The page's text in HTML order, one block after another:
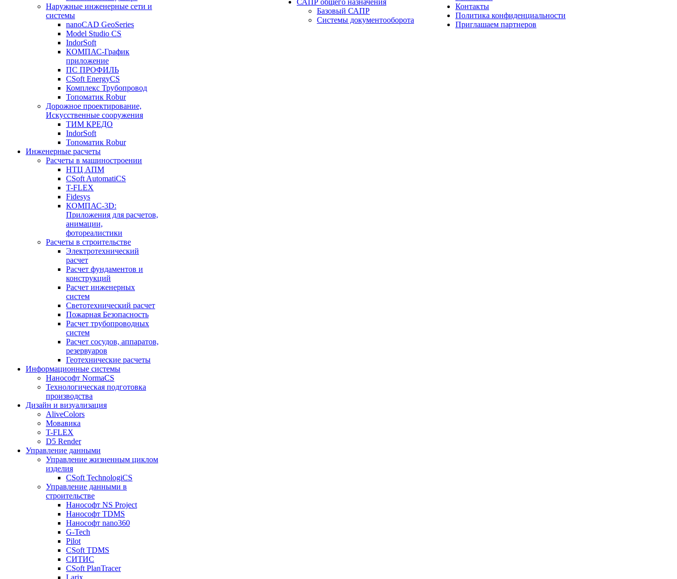
Наружные инженерные сети и
системы
nanoCAD GeoSeries
Model Studio CS
IndorSoft
КОМПАС-График
приложение
ПС ПРОФИЛЬ
CSoft EnergyCS
Комплекс Трубопровод
Топоматик Robur
Дорожное проектирование,
Искусственные сооружения
ТИМ КРЕДО
IndorSoft
Топоматик Robur
Инженерные расчеты
Расчеты в машиностроении
НТЦ АПМ
CSoft AutomatiCS
T-FLEX
Fidesys
КОМПАС-3D:
Приложения для расчетов,
анимации,
фотореалистики
Расчеты в строительстве
Электротехнический
расчет
Расчет фундаментов и
конструкций
Расчет инженерных
систем
Светотехнический расчет
Пожарная Безопасность
Расчет трубопроводных
систем
Расчет сосудов, аппаратов,
резервуаров
Геотехнические расчеты
Информационные системы
Нанософт NormaCS
Технологическая подготовка
производства
Дизайн и визуализация
AliveColors
Мовавика
T-FLEX
D5 Render
Управление данными
Управление жизненным циклом
изделия
CSoft TechnologiCS
Управление данными в
строительстве
Нанософт NS Project
Нанософт TDMS
Нанософт nano360
G-Tech
Pilot
CSoft TDMS
СИТИС
CSoft PlanTracer
Larix
САПР общего назначения
Базовый САПР
Системы документооборота
Контакты
Политика конфиденциальности
Приглашаем партнеров